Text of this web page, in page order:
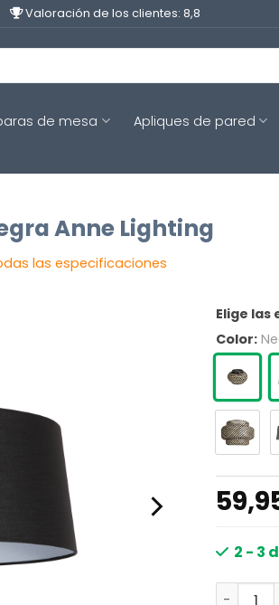
Valoración de los clientes: 8,8
de mesa Apliques de pared
Anne Lighting
las especificaciones
Elige
Color:
2 - 3